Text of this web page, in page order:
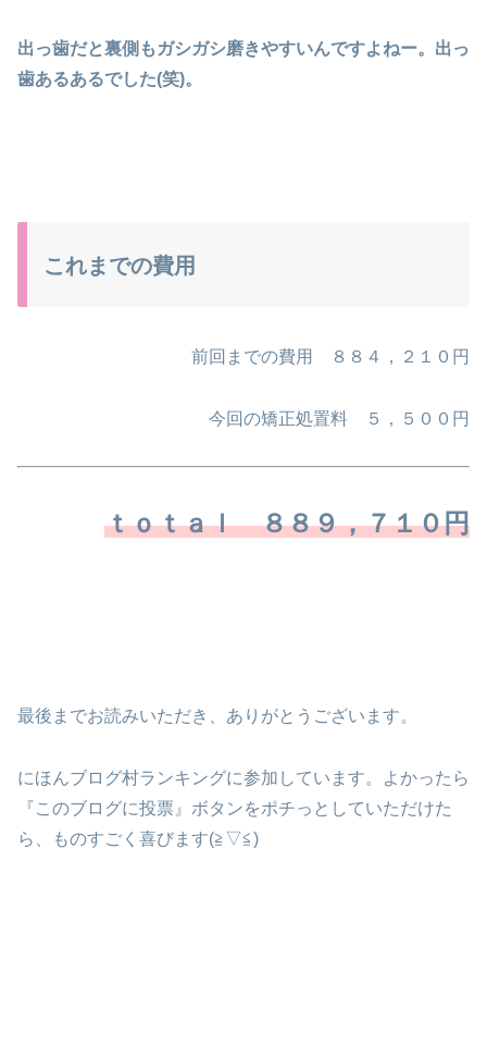
出っ歯だと裏側もガシガシ磨きやすいんですよねー。出っ
歯あるあるでした(笑)。
これまでの費用
前回までの費用 ８８４，２１０円
今回の矯正処置料 ５，５００円
ｔｏｔａｌ ８８９，７１０円
最後までお読みいただき、ありがとうございます。
にほんブログ村ランキングに参加しています。よかったら
『このブログに投票』ボタンをポチっとしていただけた
ら、ものすごく喜びます(≧▽≦)